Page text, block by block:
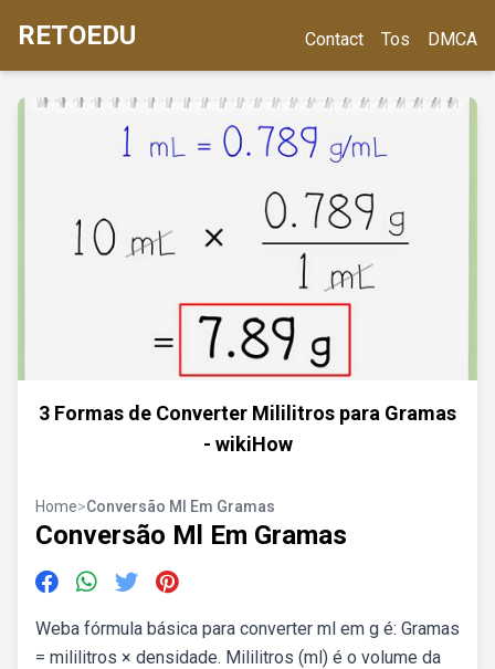
RETOEDU Contact Tos DMCA
3 Formas de Converter Mililitros para Gramas
- wikiHow
Home>Conversão Ml Em Gramas
Conversão Ml Em Gramas
Weba fórmula básica para converter ml em g é: Gramas
= mililitros × densidade. Mililitros (ml) é o volume da